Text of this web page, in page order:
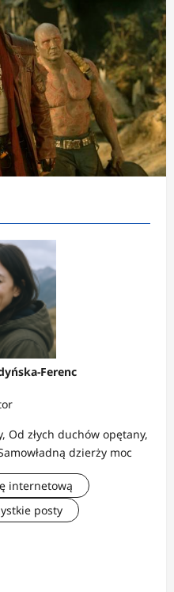
Ferenc
Od złych duchów opętany,
dzierży moc
internetową
posty